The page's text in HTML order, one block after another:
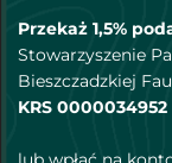
Przekaż 1,5%
Stowarzyszenie
Bieszczadzkiej
KRS 0000034952